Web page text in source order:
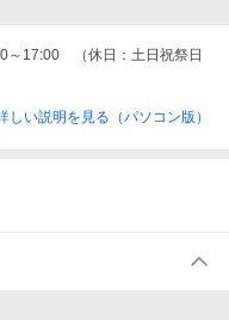
17:00　（休日：土日祝祭日
しい説明を見る（パソコン版）